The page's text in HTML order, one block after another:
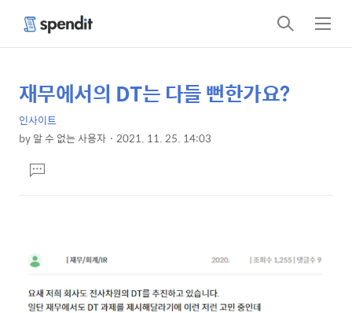
검
색
메
뉴
상
세
컨
텐
츠
본
문
제
목
재무에서의 DT는 다들 뻔한가요?
인사이트
by알 수 없는 사용자 2021. 11. 25. 14:03
문댓
글